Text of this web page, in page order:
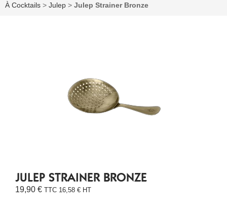
À Cocktails > Julep > Julep Strainer Bronze
JULEP STRAINER BRONZE
19,90 € TTC 16,58 € HT